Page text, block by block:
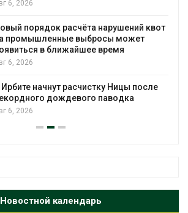
проверяют по статье о
Авг 5, 2026
для охраны израильской
Авг 5, 2026
Новостной календарь